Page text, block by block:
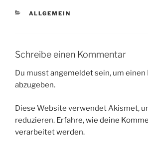
KATEGORIEN
ALLGEMEIN
Schreibe einen Kommentar
Du musstangemeldetsein, um
abzugeben.
Diese Website verwendet Akismet,
reduzieren. Erfahre, wie deine
verarbeitet werden.